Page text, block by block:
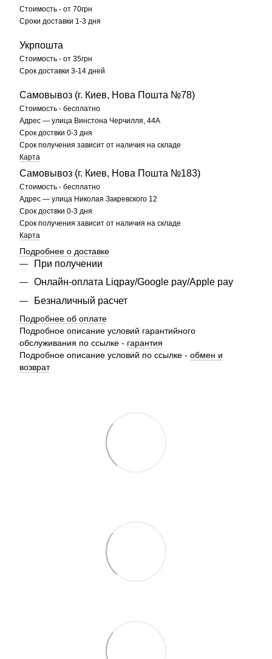
Стоимость - от 70грн
Сроки доставки 1-3 дня
Укрпошта
Стоимость - от 35грн
Срок доставки 3-14 дней
Самовывоз (г. Киев, Нова Пошта №78)
Стоимость - бесплатно
Адрес — улица Винстона Черчилля, 44А
Срок доствки 0-3 дня
Срок получения зависит от наличия на складе
Карта
Самовывоз (г. Киев, Нова Пошта №183)
Стоимость - бесплатно
Адрес — улица Николая Закревского 12
Срок доствки 0-3 дня
Срок получения зависит от наличия на складе
Карта
Подробнее о доставке
При получении
Онлайн-оплата Liqpay/Google pay/Apple pay
Безналичный расчет
Подробнее об оплате
Подробное описание условий гарантийного
обслуживания по ссылке - гарантия
Подробное описание условий по ссылке - обмен и
возврат